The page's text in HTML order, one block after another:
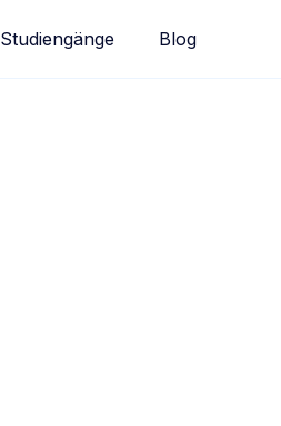
Studiengänge Blog